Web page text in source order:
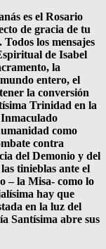
es el Rosario
de gracia de tu
los mensajes
de Isabel
la
entero, el
la conversión
Trinidad en la
como
contra
del Demonio y del
tinieblas ante el
– la Misa- como lo
hay que
en la luz del
Santísima abre sus